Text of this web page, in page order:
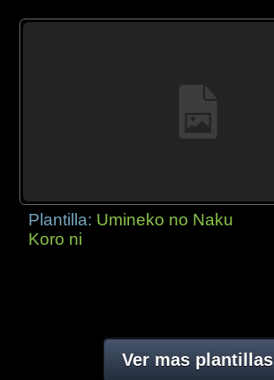
Plantilla: Umineko no Naku
Koro ni
Ver mas plantillas